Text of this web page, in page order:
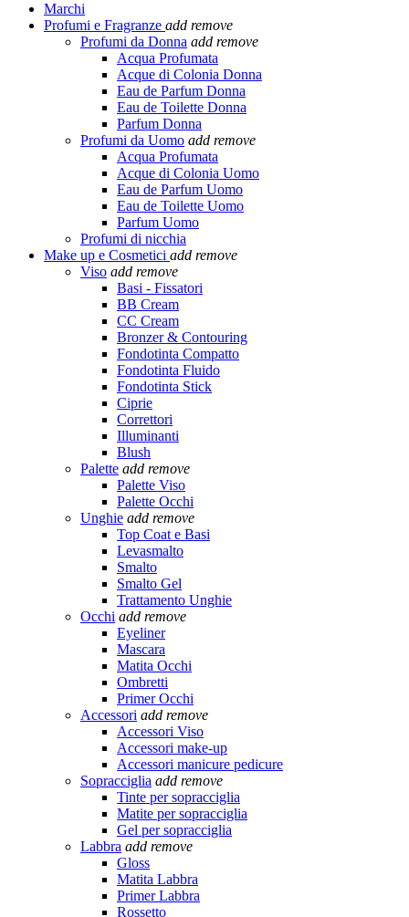
Marchi
Profumi e Fragranze add remove
Profumi da Donna add remove
Acqua Profumata
Acque di Colonia Donna
Eau de Parfum Donna
Eau de Toilette Donna
Parfum Donna
Profumi da Uomo add remove
Acqua Profumata
Acque di Colonia Uomo
Eau de Parfum Uomo
Eau de Toilette Uomo
Parfum Uomo
Profumi di nicchia
Make up e Cosmetici add remove
Viso add remove
Basi - Fissatori
BB Cream
CC Cream
Bronzer & Contouring
Fondotinta Compatto
Fondotinta Fluido
Fondotinta Stick
Ciprie
Correttori
Illuminanti
Blush
Palette add remove
Palette Viso
Palette Occhi
Unghie add remove
Top Coat e Basi
Levasmalto
Smalto
Smalto Gel
Trattamento Unghie
Occhi add remove
Eyeliner
Mascara
Matita Occhi
Ombretti
Primer Occhi
Accessori add remove
Accessori Viso
Accessori make-up
Accessori manicure pedicure
Sopracciglia add remove
Tinte per sopracciglia
Matite per sopracciglia
Gel per sopracciglia
Labbra add remove
Gloss
Matita Labbra
Primer Labbra
Rossetto